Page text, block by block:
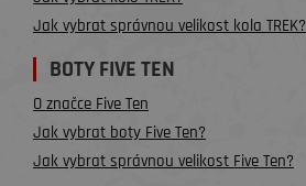
Jak vybrat správnou velikost kola TREK?
BOTY FIVE TEN
O značce Five Ten
Jak vybrat boty Five Ten?
Jak vybrat správnou velikost Five Ten?